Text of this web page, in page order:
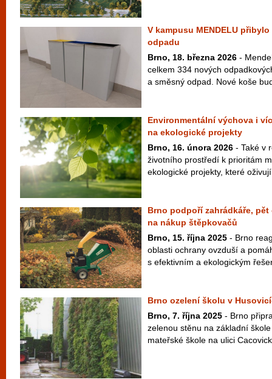
V kampusu MENDELU
odpadu
Brno, 18. března 2026 -
celkem 334 nových
a směsný odpad. Nové koše
Environmentální výchova i
na ekologické projekty
Brno, 16. února 2026 - Také v
životního prostředí k prioritám
ekologické projekty, které
Brno podpoří zahrádkáře,
na nákup štěpkovačů
Brno, 15. října 2025 - Brno
oblasti ochrany ovzduší a
s efektivním a ekologickým
Brno ozelení školu v
Brno, 7. října 2025 - Brno
zelenou stěnu na základní
mateřské škole na ulici